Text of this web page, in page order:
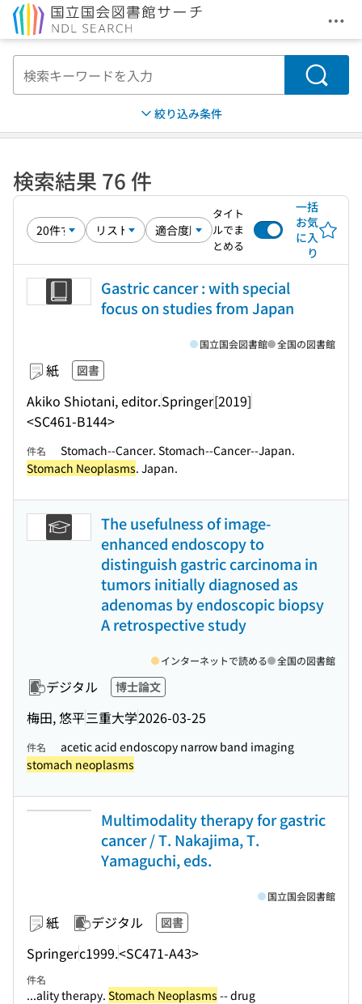
メ
検索
絞り込み条件
検索結果 76 件
タイト
ルでま
とめる
一括
お気
に入
り
Gastric cancer : with special
focus on studies from Japan
紙 図書
Akiko Shiotani, editor.Springer[2019]
<SC461-B144>
国立国会図書館 全国の図書館
件名
Stomach--Cancer. Stomach--Cancer--Japan.
Stomach Neoplasms. Japan.
The usefulness of image-
enhanced endoscopy to
distinguish gastric carcinoma in
tumors initially diagnosed as
adenomas by endoscopic biopsy
A retrospective study
デジタル 博士論文
梅田, 悠平三重大学2026-03-25
インターネットで読める 全国の図書館
件名
acetic acid endoscopy narrow band imaging
stomach neoplasms
Multimodality therapy for gastric
cancer / T. Nakajima, T.
Yamaguchi, eds.
紙 デジタル 図書
Springerc1999.<SC471-A43>
国立国会図書館
件名
...ality therapy. Stomach Neoplasms -- drug